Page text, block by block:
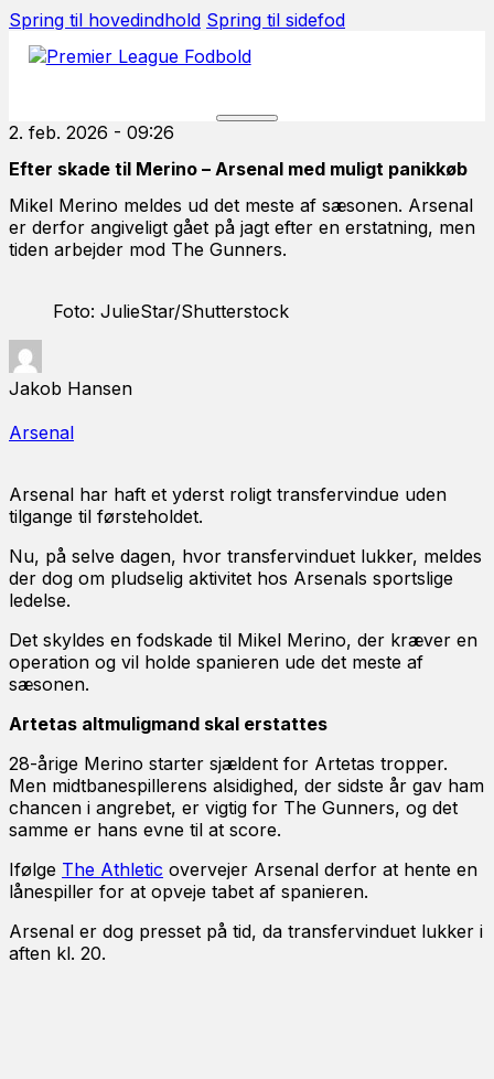
Spring til hovedindhold Spring til sidefod
2. feb. 2026 - 09:26
Efter skade til Merino – Arsenal med muligt panikkøb
Mikel Merino meldes ud det meste af sæsonen. Arsenal
er derfor angiveligt gået på jagt efter en erstatning, men
tiden arbejder mod The Gunners.
Foto: JulieStar/Shutterstock
Jakob Hansen
Arsenal
Arsenal har haft et yderst roligt transfervindue uden
tilgange til førsteholdet.
Nu, på selve dagen, hvor transfervinduet lukker, meldes
der dog om pludselig aktivitet hos Arsenals sportslige
ledelse.
Det skyldes en fodskade til Mikel Merino, der kræver en
operation og vil holde spanieren ude det meste af
sæsonen.
Artetas altmuligmand skal erstattes
28-årige Merino starter sjældent for Artetas tropper.
Men midtbanespillerens alsidighed, der sidste år gav ham
chancen i angrebet, er vigtig for The Gunners, og det
samme er hans evne til at score.
Ifølge The Athletic overvejer Arsenal derfor at hente en
lånespiller for at opveje tabet af spanieren.
Arsenal er dog presset på tid, da transfervinduet lukker i
aften kl. 20.